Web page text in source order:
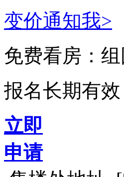
变价通知我>
免费看房：
报名长期有
立即
申请